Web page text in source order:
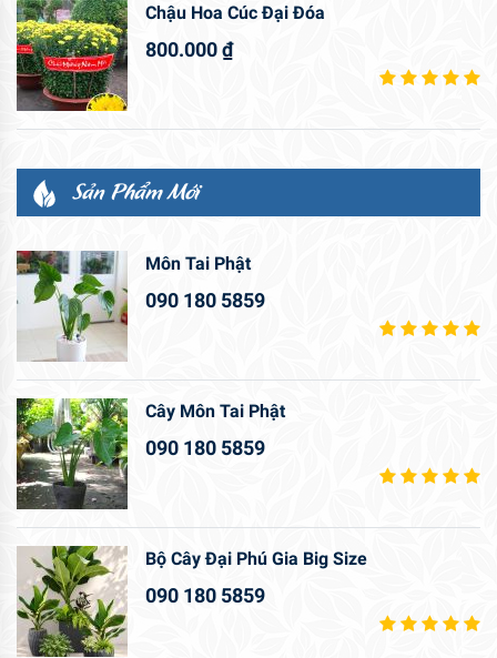
Chậu Hoa Cúc Đại Đóa
800.000₫
Sản Phẩm Mới
Môn Tai Phật
090 180 5859
Cây Môn Tai Phật
090 180 5859
Bộ Cây Đại Phú Gia Big Size
090 180 5859